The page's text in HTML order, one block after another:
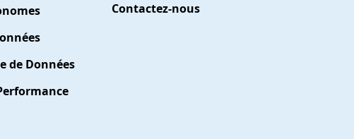
de Données
Contactez-nous